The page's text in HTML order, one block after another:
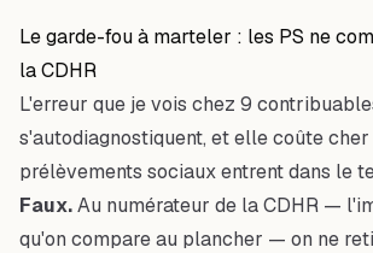
Le garde-fou à marteler : les PS ne
la CDHR
L'erreur que je vois chez 9
s'autodiagnostiquent, et elle coûte
prélèvements sociaux entrent dans le
Faux.Au numérateur de la CDHR —
qu'on compare au plancher — on ne